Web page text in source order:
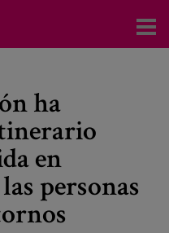
ha
en
personas